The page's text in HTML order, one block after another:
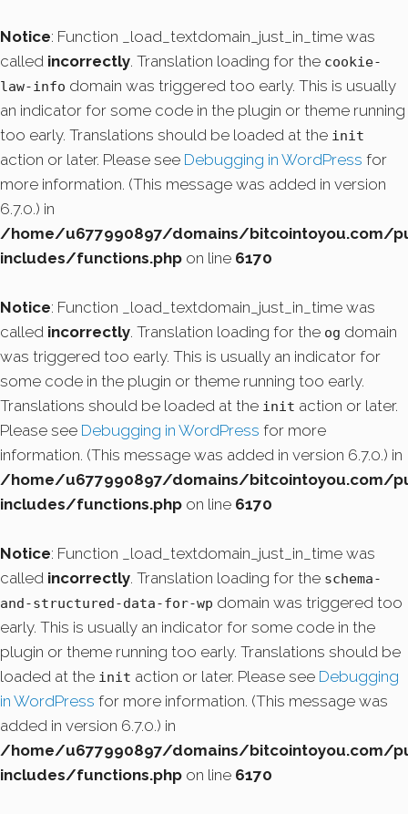
Notice: Function _load_textdomain_just_in_time was
called incorrectly. Translation loading for the cookie-
law-info domain was triggered too early. This is usually
an indicator for some code in the plugin or theme running
too early. Translations should be loaded at the init
action or later. Please see Debugging in WordPress for
more information. (This message was added in version
6.7.0.) in
/home/u677990897/domains/bitcointoyou.com/
includes/functions.php on line 6170
Notice: Function _load_textdomain_just_in_time was
called incorrectly. Translation loading for the og domain
was triggered too early. This is usually an indicator for
some code in the plugin or theme running too early.
Translations should be loaded at the init action or later.
Please see Debugging in WordPress for more
information. (This message was added in version 6.7.0.) in
/home/u677990897/domains/bitcointoyou.com/
includes/functions.php on line 6170
Notice: Function _load_textdomain_just_in_time was
called incorrectly. Translation loading for the schema-
and-structured-data-for-wp domain was triggered too
early. This is usually an indicator for some code in the
plugin or theme running too early. Translations should be
loaded at the init action or later. Please see Debugging
in WordPress for more information. (This message was
added in version 6.7.0.) in
/home/u677990897/domains/bitcointoyou.com/
includes/functions.php on line 6170